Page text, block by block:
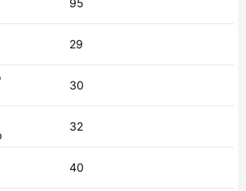
95
29
30
32
40